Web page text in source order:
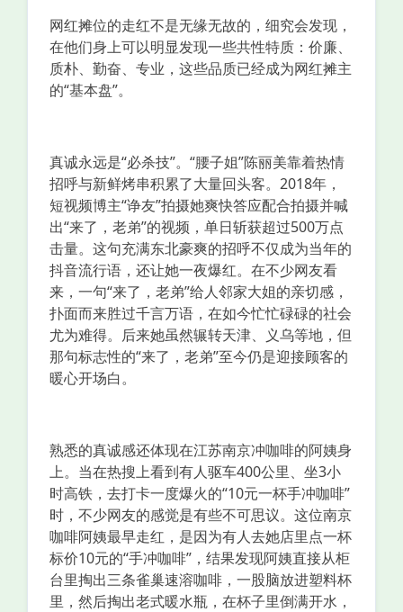
网红摊位的走红不是无缘无故的，细究会发现，
在他们身上可以明显发现一些共性特质：价廉、
质朴、勤奋、专业，这些品质已经成为网红摊主
的“基本盘”。
真诚永远是“必杀技”。“腰子姐”陈丽美靠着热情
招呼与新鲜烤串积累了大量回头客。2018年，
短视频博主“诤友”拍摄她爽快答应配合拍摄并喊
出“来了，老弟”的视频，单日斩获超过500万点
击量。这句充满东北豪爽的招呼不仅成为当年的
抖音流行语，还让她一夜爆红。在不少网友看
来，一句“来了，老弟”给人邻家大姐的亲切感，
扑面而来胜过千言万语，在如今忙忙碌碌的社会
尤为难得。后来她虽然辗转天津、义乌等地，但
那句标志性的“来了，老弟”至今仍是迎接顾客的
暖心开场白。
熟悉的真诚感还体现在江苏南京冲咖啡的阿姨身
上。当在热搜上看到有人驱车400公里、坐3小
时高铁，去打卡一度爆火的“10元一杯手冲咖啡”
时，不少网友的感觉是有些不可思议。这位南京
咖啡阿姨最早走红，是因为有人去她店里点一杯
标价10元的“手冲咖啡”，结果发现阿姨直接从柜
台里掏出三条雀巢速溶咖啡，一股脑放进塑料杯
里，然后掏出老式暖水瓶，在杯子里倒满开水，